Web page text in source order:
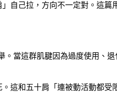
自己拉，方向不一定對。這篇
。當這群肌腱因為過度使用、
這和五十肩「連被動活動都受